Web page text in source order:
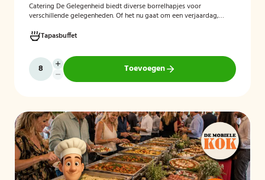
Catering De Gelegenheid biedt diverse borrelhapjes voor
verschillende gelegenheden. Of het nu gaat om een verjaardag,
Hieronder ziet u een selectie uit ons aanbod. Het zonnig tapasbuffet
is te bestellen vanaf 10 personen..
Tapasbuffet
Toevoegen